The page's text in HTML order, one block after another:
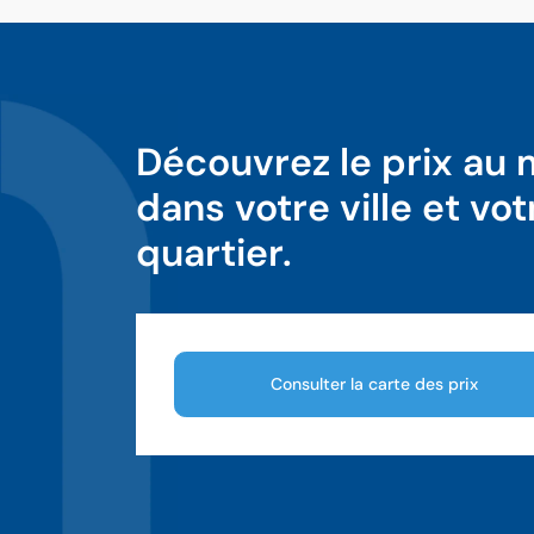
Découvrez le prix au
dans votre ville et
quartier.
Consulter la carte des prix